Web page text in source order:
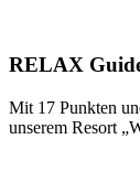
RELAX
Mit 17 Punkten
unserem Resort